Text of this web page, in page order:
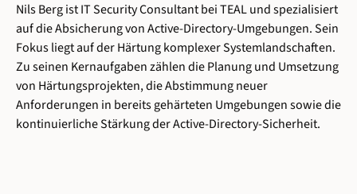
Nils Berg ist IT Security Consultant bei TEAL und spezialisiert
auf die Absicherung von Active-Directory-Umgebungen. Sein
Fokus liegt auf der Härtung komplexer Systemlandschaften.
Zu seinen Kernaufgaben zählen die Planung und Umsetzung
von Härtungsprojekten, die Abstimmung neuer
Anforderungen in bereits gehärteten Umgebungen sowie die
kontinuierliche Stärkung der Active-Directory-Sicherheit.